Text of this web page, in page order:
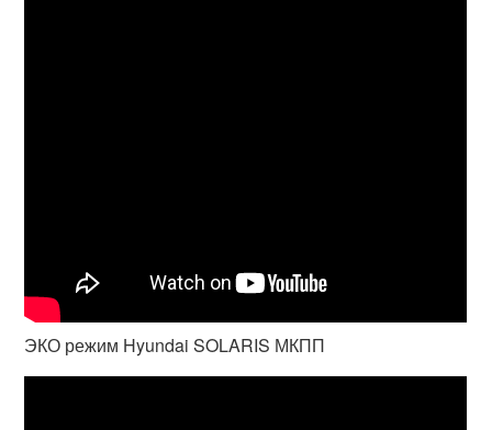
ЭКО режим Hyundai SOLARIS МКПП